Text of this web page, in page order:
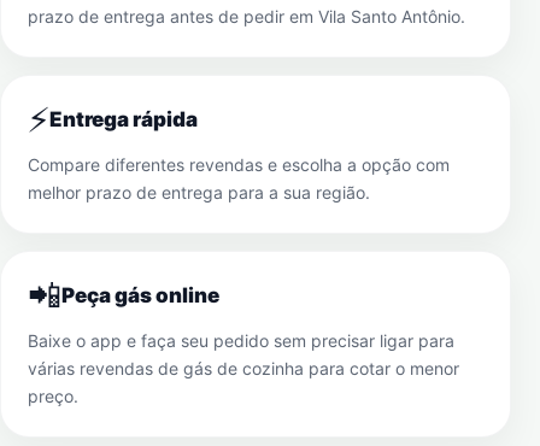
prazo de entrega antes de pedir em Vila Santo Antônio.
⚡Entrega rápida
Compare diferentes revendas e escolha a opção com
melhor prazo de entrega para a sua região.
📲Peça gás online
Baixe o app e faça seu pedido sem precisar ligar para
várias revendas de gás de cozinha para cotar o menor
preço.